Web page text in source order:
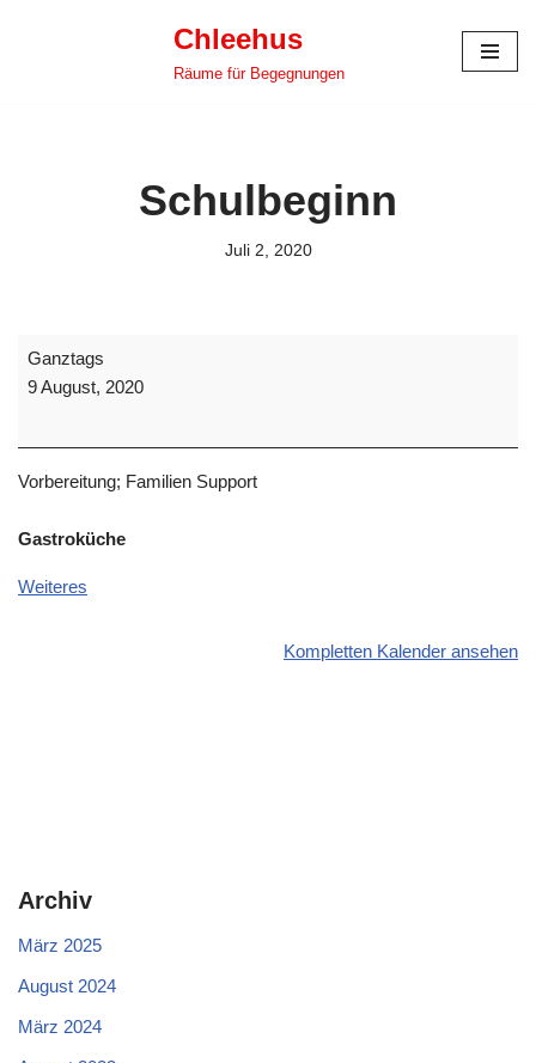
Chleehus
Räume für Begegnungen
Schulbeginn
Juli 2, 2020
Ganztags
9 August, 2020
Vorbereitung; Familien Support
Gastroküche
Weiteres
Kompletten Kalender ansehen
Archiv
März 2025
August 2024
März 2024